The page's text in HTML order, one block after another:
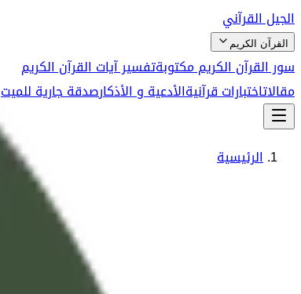
الجيل القرآني
القرآن الكريم
سور القرآن الكريم مكتوبةتفسير آيات القرآن الكريم
مقالاتاختبارات قرآنيةالأدعية و الأذكارصدقة جارية للميت
الرئيسية